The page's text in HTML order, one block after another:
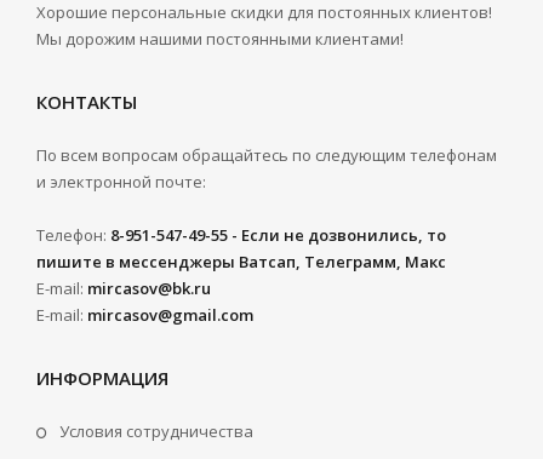
Хорошие персональные скидки для постоянных клиентов!
Мы дорожим нашими постоянными клиентами!
КОНТАКТЫ
По всем вопросам обращайтесь по следующим телефонам
и электронной почте:
Телефон: 8-951-547-49-55 - Если не дозвонились, то
пишите в мессенджеры Ватсап, Телеграмм, Макс
E-mail: mircasov@bk.ru
E-mail: mircasov@gmail.com
ИНФОРМАЦИЯ
Условия сотрудничества